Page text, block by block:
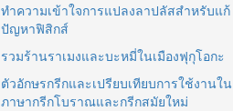
ทำความเข้าใจการแปลงลาปลัสสำหรับแก้
ปัญหาฟิสิกส์
รวมร้านราเมงและบะหมี่ในเมืองฟุกุโอกะ
ตัวอักษรกรีกและเปรียบเทียบการใช้งานใน
ภาษากรีกโบราณและกรีกสมัยใหม่